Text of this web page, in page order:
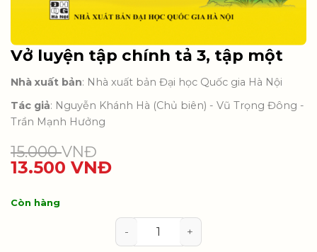
Vở luyện tập chính tả 3, tập một
Nhà xuất bản: Nhà xuất bản Đại học Quốc gia Hà Nội
Tác giả: Nguyễn Khánh Hà (Chủ biên) - Vũ Trọng Đông -
Trần Mạnh Hưởng
15.000VNĐ
13.500 VNĐ
Còn hàng
Vở luyện tập chính tả 3, tập một